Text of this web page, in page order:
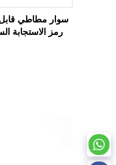
سوار مطاطي قابل
رمز الاستجابة